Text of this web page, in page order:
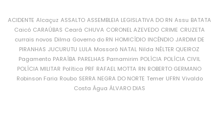
ACIDENTE Alcaçuz ASSALTO ASSEMBLEIA LEGISLATIVA DO RN Assu BATATA
Caicó CARAÚBAS Ceará CHUVA CORONEL AZEVEDO CRIME CRUZETA
currais novos Dilma Governo do RN HOMICÍDIO INCÊNDIO JARDIM DE
PIRANHAS JUCURUTU LULA Mossoró NATAL Nilda NÉLTER QUEIROZ
Pagamento PARAÍBA PARELHAS Parnamirim POLÍCIA POLÍCIA CIVIL
POLÍCIA MILITAR Política PRF RAFAEL MOTTA RN ROBERTO GERMANO
Robinson Faria Roubo SERRA NEGRA DO NORTE Temer UFRN Vivaldo
Costa Água ÁLVARO DIAS